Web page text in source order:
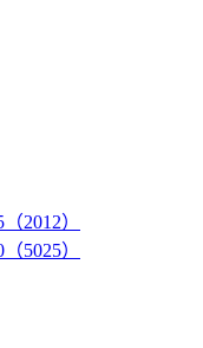
2012）
5025）